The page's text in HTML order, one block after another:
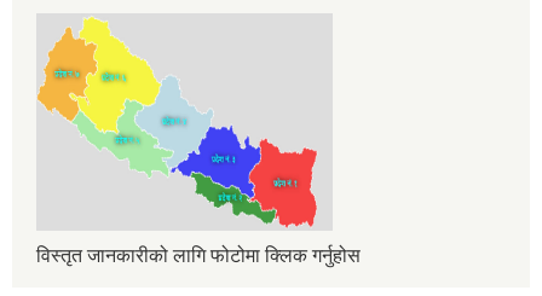
विस्तृत जानकारीको लागि फोटोमा क्लिक गर्नुहोस